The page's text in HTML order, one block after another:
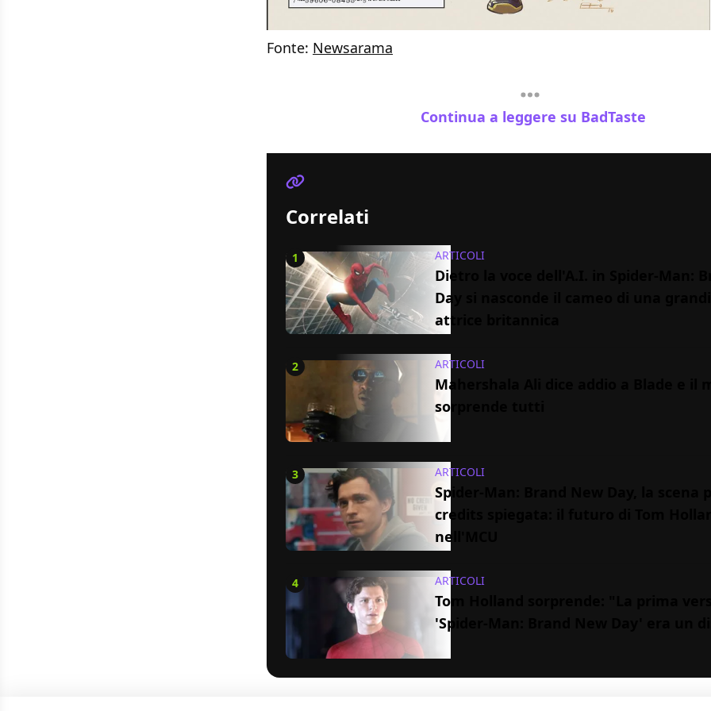
Fonte: Newsarama
Continua a leggere su BadTaste
Correlati
1 ARTICOLI
Dietro la voce dell'A.I. in Spider-Man:
Day si nasconde il cameo di una
attrice britannica
2 ARTICOLI
Mahershala Ali dice addio a Blade e il
sorprende tutti
3 ARTICOLI
Spider-Man: Brand New Day, la scena
credits spiegata: il futuro di Tom
nell'MCU
4 ARTICOLI
Tom Holland sorprende: "La prima
'Spider-Man: Brand New Day' era un